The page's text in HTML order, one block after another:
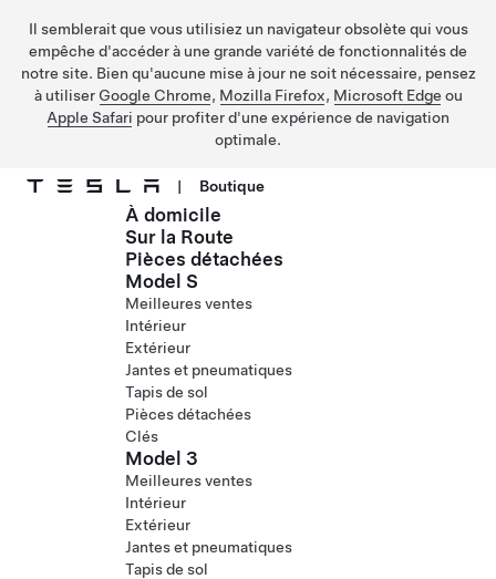
Il semblerait que vous utilisiez un navigateur obsolète qui vous
empêche d'accéder à une grande variété de fonctionnalités de
notre site. Bien qu'aucune mise à jour ne soit nécessaire, pensez
à utiliser Google Chrome, Mozilla Firefox, Microsoft Edge ou
Apple Safari pour profiter d'une expérience de navigation
optimale.
Passer au contenu principal
| Boutique
À domicile
Sur la Route
Pièces détachées
Model S
Meilleures ventes
Intérieur
Extérieur
Jantes et pneumatiques
Tapis de sol
Pièces détachées
Clés
Model 3
Meilleures ventes
Intérieur
Extérieur
Jantes et pneumatiques
Tapis de sol